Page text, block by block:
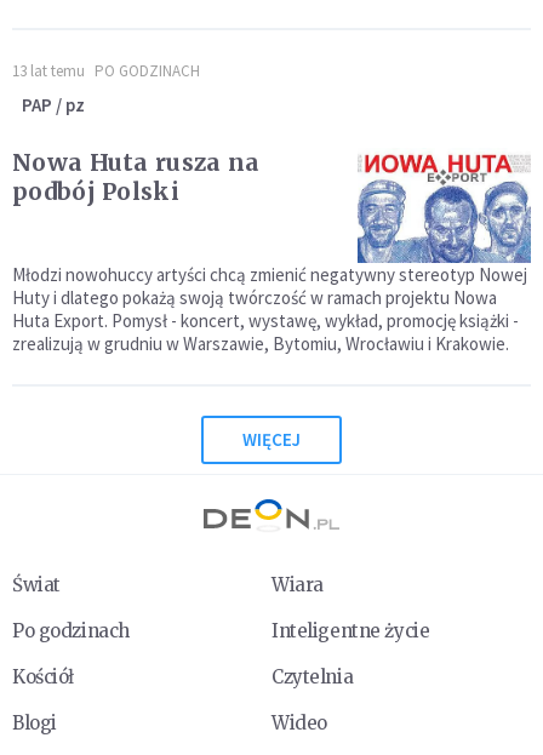
13 lat temu PO GODZINACH
PAP / pz
Nowa Huta rusza na
podbój Polski
Młodzi nowohuccy artyści chcą zmienić negatywny stereotyp Nowej
Huty i dlatego pokażą swoją twórczość w ramach projektu Nowa
Huta Export. Pomysł - koncert, wystawę, wykład, promocję książki -
zrealizują w grudniu w Warszawie, Bytomiu, Wrocławiu i Krakowie.
WIĘCEJ
Świat
Wiara
Po godzinach
Inteligentne życie
Kościół
Czytelnia
Blogi
Wideo